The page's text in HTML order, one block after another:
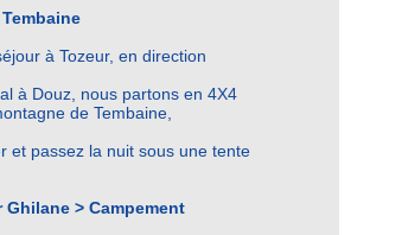
à Tozeur, en direction
à Douz, nous partons en 4X4
de Tembaine,
et passez la nuit sous une tente
Ghilane > Campement